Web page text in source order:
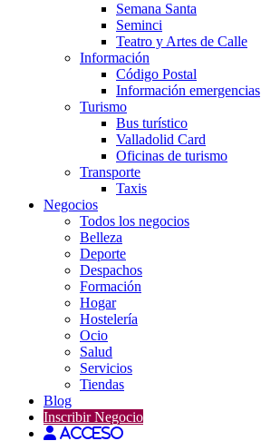
Semana Santa
Seminci
Teatro y Artes de Calle
Información
Código Postal
Información emergencias
Turismo
Bus turístico
Valladolid Card
Oficinas de turismo
Transporte
Taxis
Negocios
Todos los negocios
Belleza
Deporte
Despachos
Formación
Hogar
Hostelería
Ocio
Salud
Servicios
Tiendas
Blog
Inscribir Negocio
Acceso